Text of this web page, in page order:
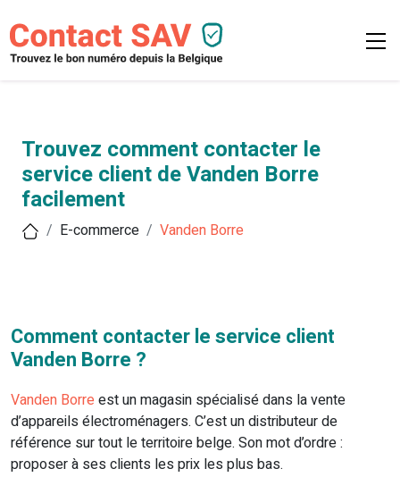
Trouvez comment contacter le
service client de Vanden Borre
facilement
E-commerce Vanden Borre
Comment contacter le service client
Vanden Borre ?
Vanden Borreest un magasin spécialisé dans la vente
d’appareils électroménagers. C’est un distributeur de
référence sur tout le territoire belge. Son mot d’ordre :
proposer à ses clients les prix les plus bas.